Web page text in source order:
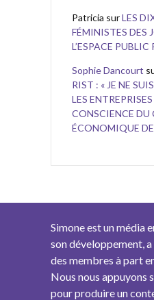
Patricia surLES
FÉMINISTES DES
L’ESPACE PUBLIC
Sophie Dancourt
RIST : « JE NE
LES
CONSCIENCE DU
ÉCONOMIQUE
Simone est un média
son développement,
des membres à part
Nous nous appuyons
pour produire un